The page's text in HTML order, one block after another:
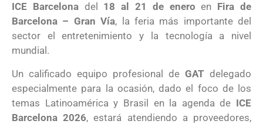
ICE Barcelona del 18 al 21 de enero en Fira de
Barcelona – Gran Vía, la feria más importante del
sector el entretenimiento y la tecnología a nivel
mundial.
Un calificado equipo profesional de GAT delegado
especialmente para la ocasión, dado el foco de los
temas Latinoamérica y Brasil en la agenda de ICE
Barcelona 2026, estará atendiendo a proveedores,